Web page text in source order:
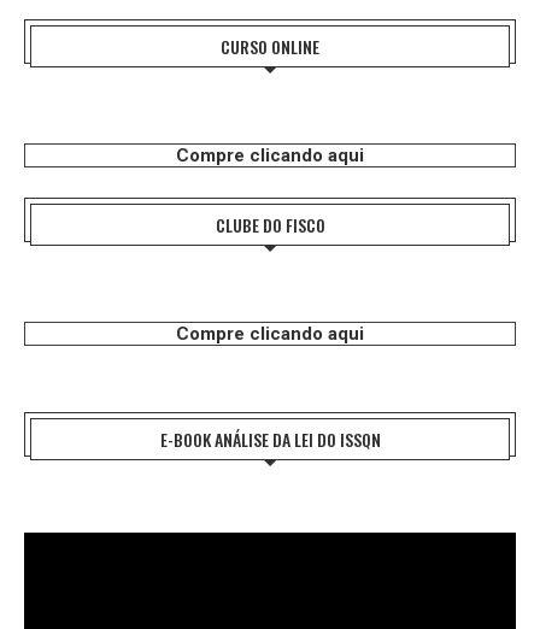
CURSO ONLINE
Compre clicando aqui
CLUBE DO FISCO
Compre clicando aqui
E-BOOK ANÁLISE DA LEI DO ISSQN